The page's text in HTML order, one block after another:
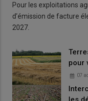
Pour les exploitations
d’émission de facture
2027.
pour
07